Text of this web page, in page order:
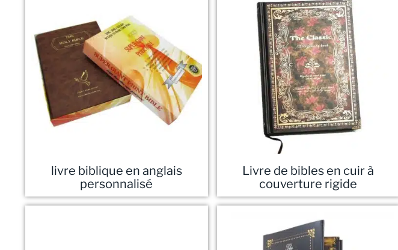
livre biblique en anglais
personnalisé
Livre de bibles en cuir à
couverture rigide